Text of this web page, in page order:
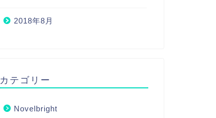
2018年8月
カテゴリー
Novelbright